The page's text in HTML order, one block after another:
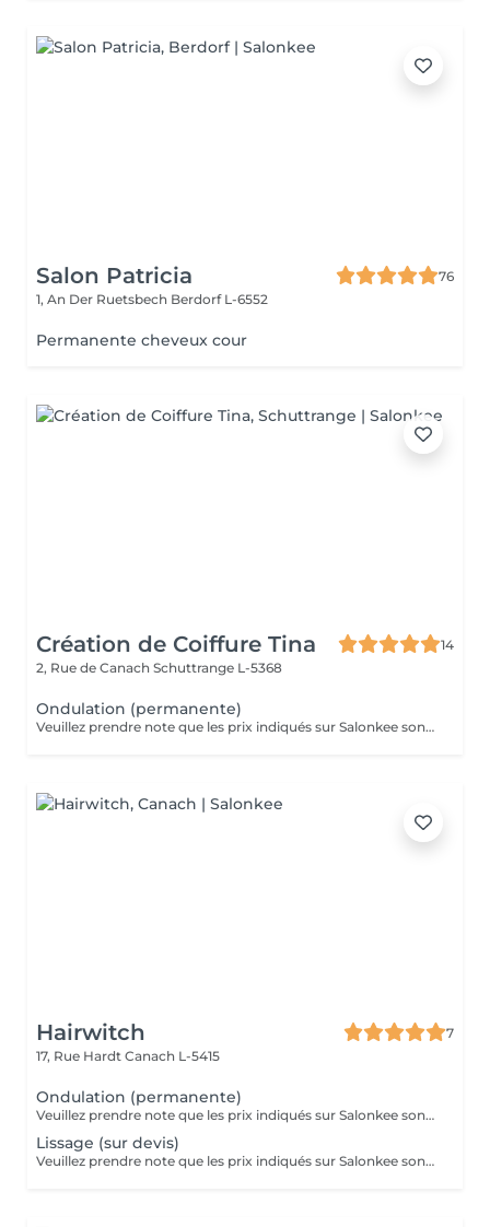
Salon Patricia
76
1, An Der Ruetsbech Berdorf L-6552
Permanente cheveux cour
Création de Coiffure Tina
14
2, Rue de Canach Schuttrange L-5368
Ondulation (permanente)
Veuillez prendre note que les prix indiqués sur Salonkee sont communiqués à titre informatif et s'entendent de base. Ces derniers sont susceptibles de varier selon le diagnostic réalisé à votre arrivée au salon et l'expertise du professionnel à qui vous confiez votre beauté. Dans tous les cas, un devis précis vous sera proposé et toutes réalisations de prestations seront effectuées avec votre accord. Un grand merci d'avance pour votre compréhension. Au plaisir de vous recevoir très vite.
Hairwitch
7
17, Rue Hardt Canach L-5415
Ondulation (permanente)
Veuillez prendre note que les prix indiqués sur Salonkee sont communiqués à titre informatif et s'entendent de base. Ces derniers sont susceptibles de varier selon le diagnostic réalisé à votre arrivée au salon et l'expertise du professionnel à qui vous confiez votre beauté. Dans tous les cas, un devis précis vous sera proposé et toutes réalisations de prestations seront effectuées avec votre accord. Un grand merci d'avance pour votre compréhension. Au plaisir de vous recevoir très vite.
Lissage (sur devis)
Veuillez prendre note que les prix indiqués sur Salonkee sont communiqués à titre informatif et s'entendent de base. Ces derniers sont susceptibles de varier selon le diagnostic réalisé à votre arrivée au salon et l'expertise du professionnel à qui vous confiez votre beauté. Dans tous les cas, un devis précis vous sera proposé et toutes réalisations de prestations seront effectuées avec votre accord. Un grand merci d'avance pour votre compréhension. Au plaisir de vous recevoir très vite.